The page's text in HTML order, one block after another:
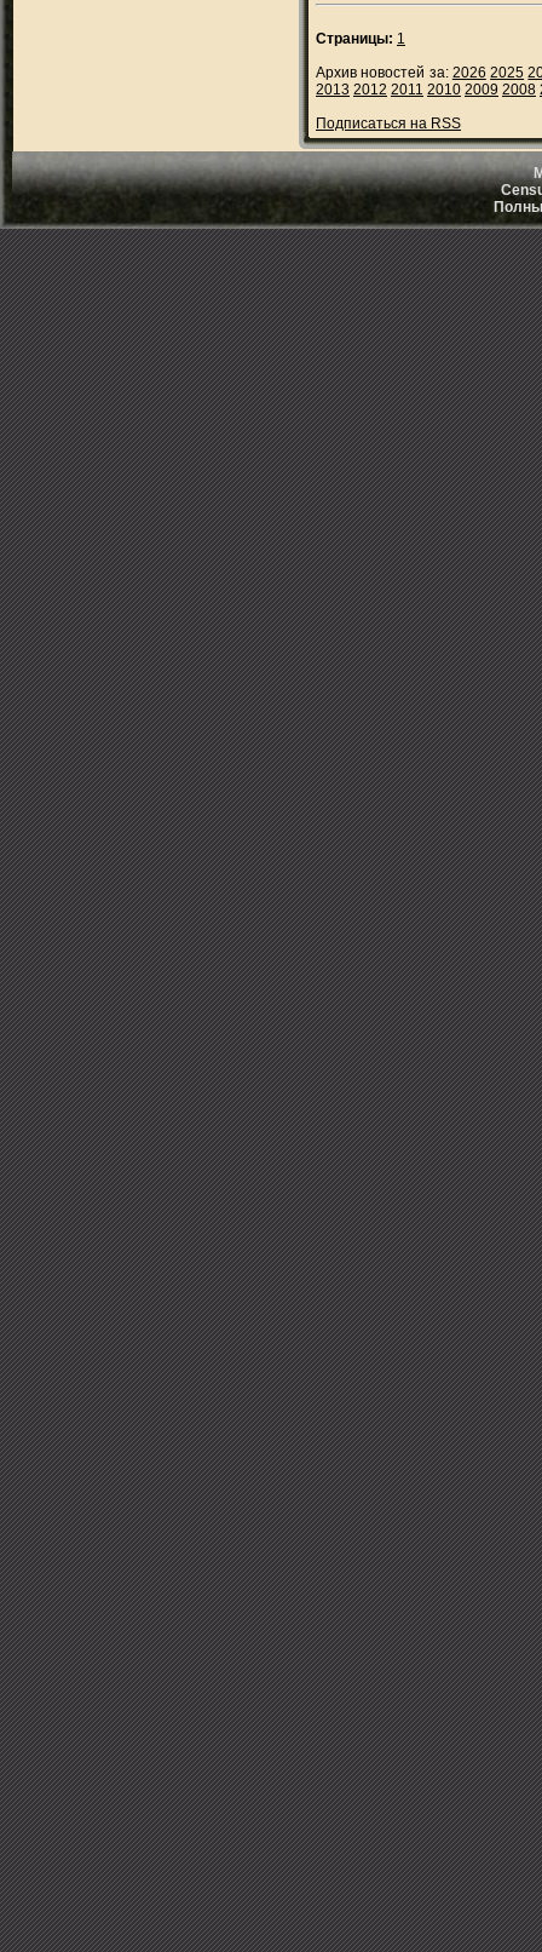
Страницы: 1
Архив новостей за: 2026 2025
2013 2012 2011 2010 2009 2008
Подписаться на RSS